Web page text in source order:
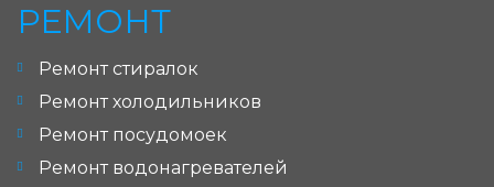
РЕМОНТ
Ремонт стиралок
Ремонт холодильников
Ремонт посудомоек
Ремонт водонагревателей